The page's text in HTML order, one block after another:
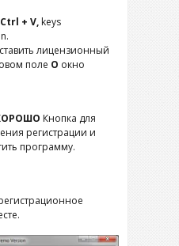
Ctrl + V, keys
.
лицензионный
поле О окно
Кнопка для
регистрации и
программу.